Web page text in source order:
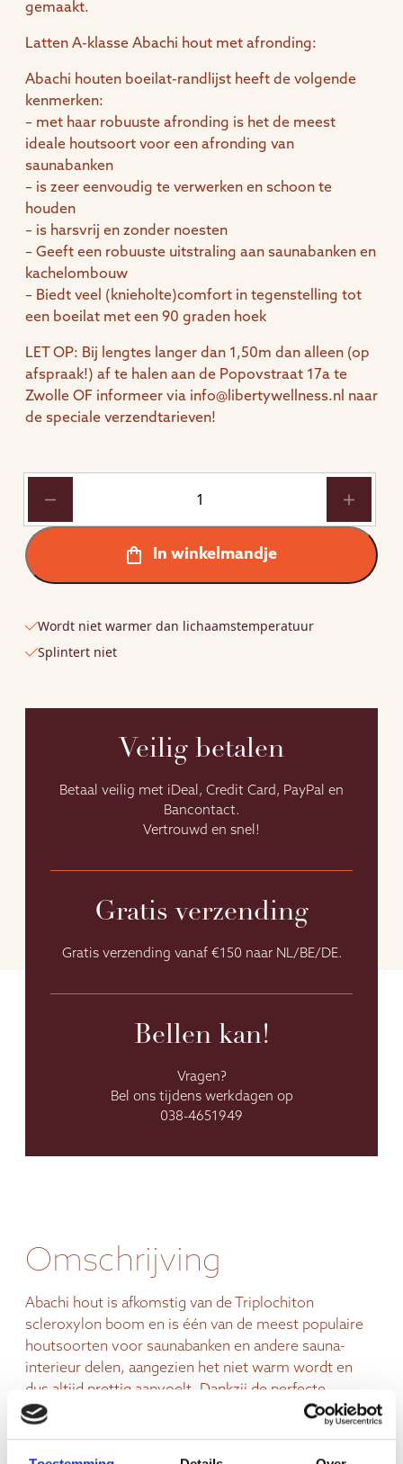
gemaakt.
Latten A-klasse Abachi hout met afronding:
Abachi houten boeilat-randlijst heeft de volgende
kenmerken:
– met haar robuuste afronding is het de meest
ideale houtsoort voor een afronding van
saunabanken
– is zeer eenvoudig te verwerken en schoon te
houden
– is harsvrij en zonder noesten
– Geeft een robuuste uitstraling aan saunabanken en
kachelombouw
– Biedt veel (knieholte)comfort in tegenstelling tot
een boeilat met een 90 graden hoek
LET OP: Bij lengtes langer dan 1,50m dan alleen (op
afspraak!) af te halen aan de Popovstraat 17a te
Zwolle OF informeer via info@libertywellness.nl naar
de speciale verzendtarieven!
met
robuuste
afronding
In winkelmandje
Wordt niet warmer dan lichaamstemperatuur
Splintert niet
Veilig betalen
Betaal veilig met iDeal, Credit Card, PayPal en
Bancontact.
Vertrouwd en snel!
Gratis verzending
Gratis verzending vanaf €150 naar NL/BE/DE.
Bellen kan!
Vragen?
Bel ons tijdens werkdagen op
038-4651949
Omschrijving
Abachi hout is afkomstig van de Triplochiton
scleroxylon boom en is één van de meest populaire
houtsoorten voor saunabanken en andere sauna-
interieur delen, aangezien het niet warm wordt en
dus altijd prettig aanvoelt. Dankzij de perfecte
afwerking is en blijft het hout hars- en splintervrij.
nauwelijks invloed op het hout waardoor het